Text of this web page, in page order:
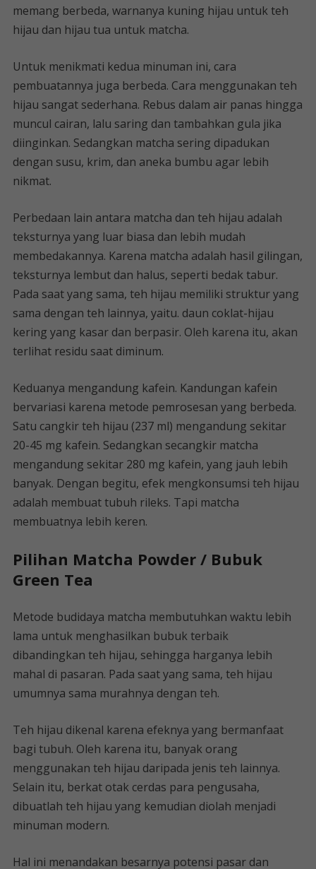
memang berbeda, warnanya kuning hijau untuk teh
hijau dan hijau tua untuk matcha.
Untuk menikmati kedua minuman ini, cara
pembuatannya juga berbeda. Cara menggunakan teh
hijau sangat sederhana. Rebus dalam air panas hingga
muncul cairan, lalu saring dan tambahkan gula jika
diinginkan. Sedangkan matcha sering dipadukan
dengan susu, krim, dan aneka bumbu agar lebih
nikmat.
Perbedaan lain antara matcha dan teh hijau adalah
teksturnya yang luar biasa dan lebih mudah
membedakannya. Karena matcha adalah hasil gilingan,
teksturnya lembut dan halus, seperti bedak tabur.
Pada saat yang sama, teh hijau memiliki struktur yang
sama dengan teh lainnya, yaitu. daun coklat-hijau
kering yang kasar dan berpasir. Oleh karena itu, akan
terlihat residu saat diminum.
Keduanya mengandung kafein. Kandungan kafein
bervariasi karena metode pemrosesan yang berbeda.
Satu cangkir teh hijau (237 ml) mengandung sekitar
20-45 mg kafein. Sedangkan secangkir matcha
mengandung sekitar 280 mg kafein, yang jauh lebih
banyak. Dengan begitu, efek mengkonsumsi teh hijau
adalah membuat tubuh rileks. Tapi matcha
membuatnya lebih keren.
Pilihan Matcha Powder / Bubuk
Green Tea
Metode budidaya matcha membutuhkan waktu lebih
lama untuk menghasilkan bubuk terbaik
dibandingkan teh hijau, sehingga harganya lebih
mahal di pasaran. Pada saat yang sama, teh hijau
umumnya sama murahnya dengan teh.
Teh hijau dikenal karena efeknya yang bermanfaat
bagi tubuh. Oleh karena itu, banyak orang
menggunakan teh hijau daripada jenis teh lainnya.
Selain itu, berkat otak cerdas para pengusaha,
dibuatlah teh hijau yang kemudian diolah menjadi
minuman modern.
Hal ini menandakan besarnya potensi pasar dan